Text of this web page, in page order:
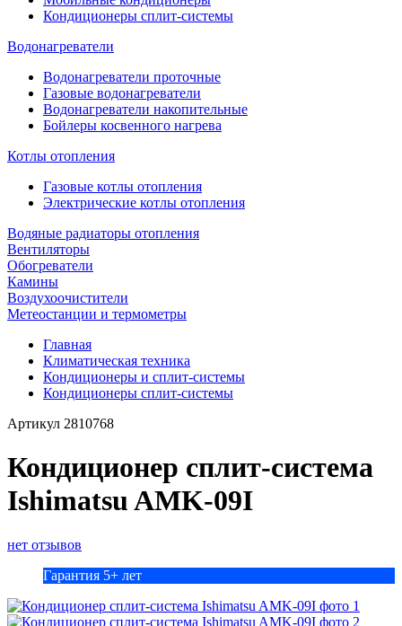
Кондиционеры сплит-системы
Водонагреватели
Водонагреватели проточные
Газовые водонагреватели
Водонагреватели накопительные
Бойлеры косвенного нагрева
Котлы отопления
Газовые котлы отопления
Электрические котлы отопления
Водяные радиаторы отопления
Вентиляторы
Обогреватели
Камины
Воздухоочистители
Метеостанции и термометры
Главная
Климатическая техника
Кондиционеры и сплит-системы
Кондиционеры сплит-системы
Артикул 2810768
Кондиционер сплит-система
Ishimatsu AMK-09I
нет отзывов
Гарантия 5+ лет